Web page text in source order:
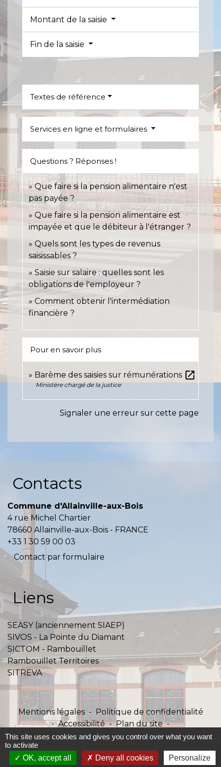
Montant de la saisie
Fin de la saisie
Textes de référence
Services en ligne et formulaires
Questions ? Réponses !
Que faire si la pension alimentaire n'est
pas payée ?
Que faire si la pension alimentaire est
impayée et que le débiteur à l'étranger ?
Quels sont les types de revenus
saisissables ?
Saisie sur salaire : quelles sont les
obligations de l'employeur ?
Comment obtenir l'intermédiation
financière ?
Pour en savoir plus
Barème des saisies sur rémunérations open_in_new
Ministère chargé de la justice
Signaler une erreur sur cette page
Contacts
Commune d'Allainville-aux-Bois
4 rue Michel Chartier
78660 Allainville-aux-Bois - FRANCE
+33 1 30 59 00 03
Contact par formulaire
Liens
SEASY (anciennement SIAEP)
SIVOS - La Pointe du Diamant
SICTOM - Rambouillet
Rambouillet Territoires
SITREVA
Mentions légales - Politique de confidentialité
- Accessibilité - Plan du site -
Gestion des cookies
Site créé en partenariat avec Réseau des Communes
This site uses cookies and gives you control over what you want
to activate
OK, accept all
Deny all cookies Personalize